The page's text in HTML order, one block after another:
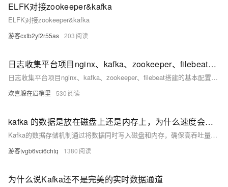
ELFK对接zookeeper&kafka
ELFK对接zookeeper&kafka
游客cxtb2yf2r55as 203
日志收集平台项目nginx、kafka、zookeeper、filebeat搭建的基本配置（2）
日志收集平台项目nginx、kafka、zookeeper、filebeat搭建的基本配置（2）
欢喜躲在眉梢里 530
kafka 的数据是放在磁盘上还是内存上，为什么速度会快？
Kafka的数据存储机制通过将数据同时写入磁盘和内存，确保高吞吐量与持久性。其日志文件按主题和分区组织，使用预写日志（WAL）保证数据持久性，并借助操作系统的页缓存加速读取。Kafka采用顺序I/O、零拷贝技术和批量处理优化性能，支持分区分段以实现并行处理。示例代码展示了如何使用KafkaProducer发送消息。
游客tvgb6vci6chtq 1380
为什么说Kafka还不是完美的实时数据通道